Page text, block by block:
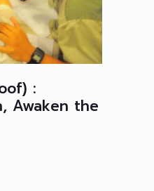
:
Awaken the